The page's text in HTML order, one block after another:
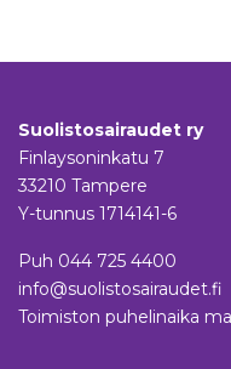
Suolistosairaudet ry
Finlaysoninkatu 7
33210 Tampere
Y-tunnus 1714141-6
Puh 044 725 4400
info@suolistosairaudet.fi
Toimiston puhelinaika